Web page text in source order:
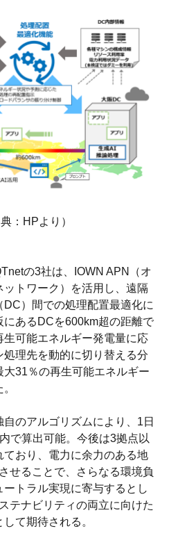
典：HPより）
の3社は、IOWN APN（オ
トワーク）を活用し、遠隔
）間での処理配置最適化に
にあるDCを600km超の距離で
可能エネルギー発電量に応
処理先を動的に切り替える分
31％の再生可能エネルギー
のアルゴリズムにより、1日
で算出可能。今後は3拠点以
ており、電力に余力のある地
せることで、さらなる環境負
トラル実現に寄与するとし
テナビリティの両立に向けた
て期待される。